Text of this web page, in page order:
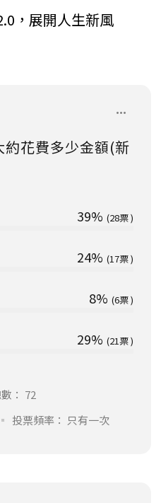
，展開人生新風
花費多少金額(新
39% 28
24% 17
8% 6
29% 21
： 72
投票頻率： 只有一次